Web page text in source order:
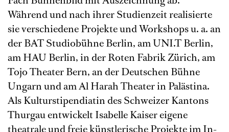
Während und nach ihrer Studienzeit realisierte
sie verschiedene Projekte und Workshops u. a. an
der BAT Studiobühne Berlin, am UNI.T Berlin,
am HAU Berlin, in der Roten Fabrik Zürich, am
Tojo Theater Bern, an der Deutschen Bühne
Ungarn und am Al Harah Theater in Palästina.
Als Kulturstipendiatin des Schweizer Kantons
Thurgau entwickelt Isabelle Kaiser eigene
theatrale und freie künstlerische Projekte im In-